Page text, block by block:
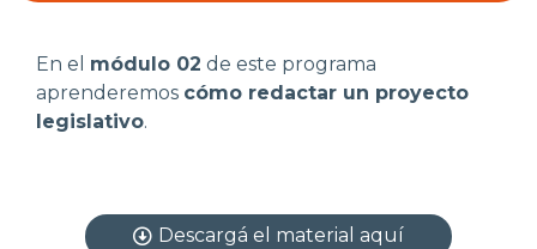
En el módulo 02 de este programa
aprenderemos cómo redactar un proyecto
legislativo.
Descargá el material aquí